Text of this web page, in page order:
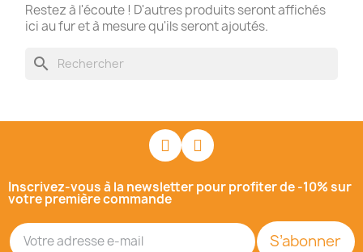
Restez à l'écoute ! D'autres produits seront affichés
ici au fur et à mesure qu'ils seront ajoutés.
search
Inscrivez-vous à la newsletter pour profiter de -10% sur
votre première commande
S’abonner